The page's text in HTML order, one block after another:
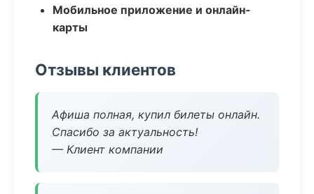
Мобильное приложение и онлайн-
карты
Отзывы клиентов
Афиша полная, купил билеты онлайн.
Спасибо за актуальность!
— Клиент компании